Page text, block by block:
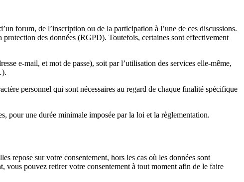
forum, de l’inscription ou de la participation à l’une de ces discussions.
protection des données (RGPD). Toutefois, certaines sont effectivement
e-mail, et mot de passe), soit par l’utilisation des services elle-même,
personnel qui sont nécessaires au regard de chaque finalité spécifique
pour une durée minimale imposée par la loi et la règlementation.
repose sur votre consentement, hors les cas où les données sont
vous pouvez retirer votre consentement à tout moment afin de le faire